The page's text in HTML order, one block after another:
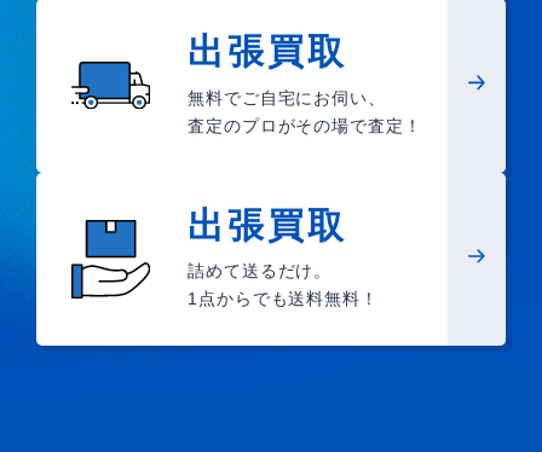
出張買取
無料でご自宅にお伺い、
査定のプロがその場で査定！
出張買取
詰めて送るだけ。
1点からでも送料無料！